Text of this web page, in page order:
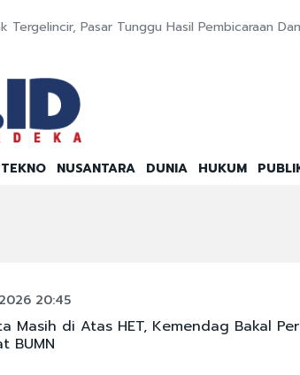
Tergelincir, Pasar Tunggu Hasil Pembicaraan
TEKNO NUSANTARA DUNIA HUKUM
20:45
Masih di Atas HET, Kemendag Bakal
BUMN